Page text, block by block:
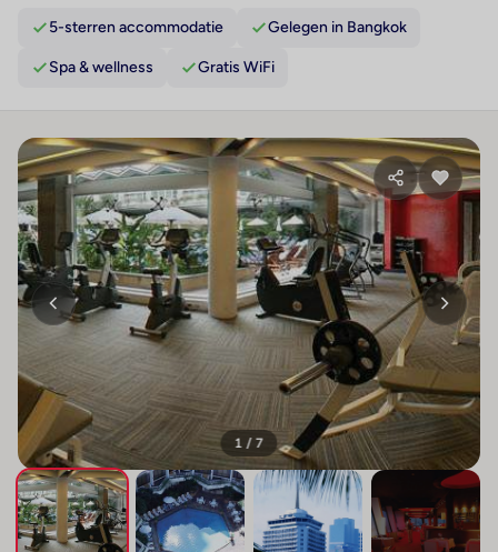
5-sterren accommodatie Gelegen in Bangkok
Spa & wellness Gratis WiFi
1 / 7